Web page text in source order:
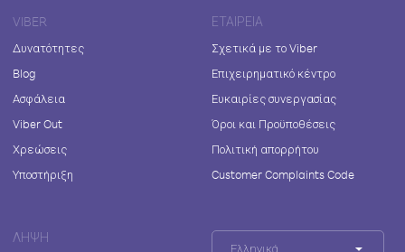
VIBER
Δυνατότητες
Blog
Ασφάλεια
Viber Out
Χρεώσεις
Υποστήριξη
ΕΤΑΙΡΕΊΑ
Σχετικά με το Viber
Επιχειρηματικό κέντρο
Ευκαιρίες συνεργασίας
Όροι και Προϋποθέσεις
Πολιτική απορρήτου
Customer Complaints Code
ΛΉΨΗ
Ελληνικά